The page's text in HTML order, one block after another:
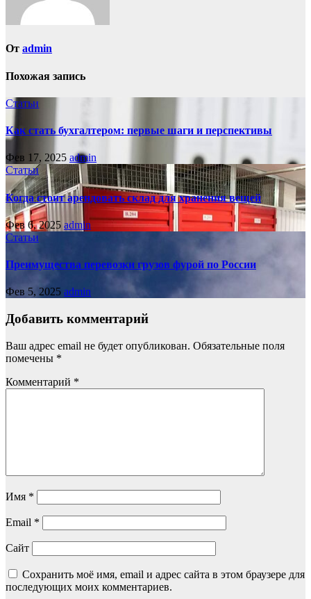
От admin
Похожая запись
Статьи
Как стать бухгалтером: первые шаги и перспективы
Фев 17, 2025 admin
Статьи
Когда стоит арендовать склад для хранения вещей
Фев 6, 2025 admin
Статьи
Преимущества перевозки грузов фурой по России
Фев 5, 2025 admin
Добавить комментарий
Ваш адрес email не будет опубликован. Обязательные поля
помечены *
Комментарий *
Имя *
Email *
Сайт
Сохранить моё имя, email и адрес сайта в этом браузере для
последующих моих комментариев.